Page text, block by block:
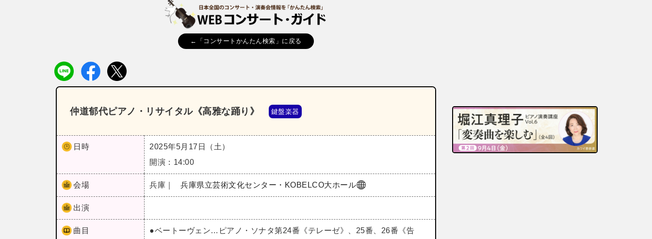
←「コンサートかんたん検索」に戻る
仲道郁代ピアノ・リサイタル《高雅な踊り》 鍵盤楽器
日時
2025年5月17日（土）
開演：14:00
会場 兵庫｜ 兵庫県立芸術文化センター・KOBELCO大ホール
出演
曲目
●ベートーヴェン…ピアノ・ソナタ第24番《テレーゼ》、25番、26番《告